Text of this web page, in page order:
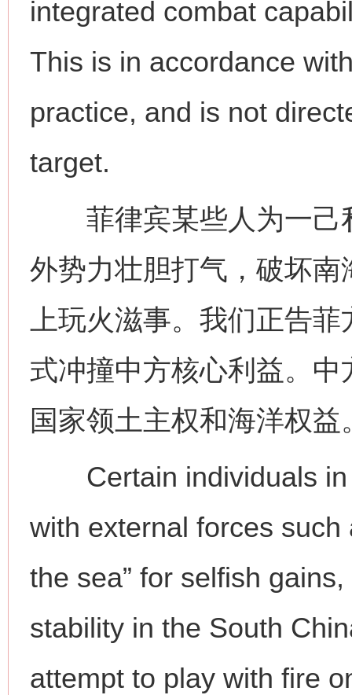
integrated combat
This is in accordance
practice, and is not
target.
菲律宾某些人为一己
外势力壮胆打气，破坏
上玩火滋事。我们正告
式冲撞中方核心利益。
国家领土主权和海洋权益
Certain individuals in
with external forces such
the sea” for selfish
stability in the South
attempt to play with fire